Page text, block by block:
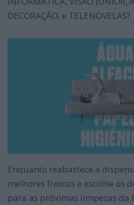
DECORAÇÃO, e TELENOVELAS?
Enquanto reabastece a
melhores frescos e escolhe os
para as próximas limpezas da